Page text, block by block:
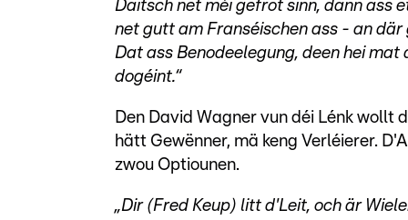
Däitsch net méi gefrot sinn, dann ass
net gutt am Franséischen ass - an
Dat ass Benodeelegung, deen hei
dogéint.“
Den David Wagner vun déi Lénk wollt
hätt Gewënner, mä keng Verléierer.
zwou Optiounen.
„Dir (Fred Keup) litt d'Leit, och är